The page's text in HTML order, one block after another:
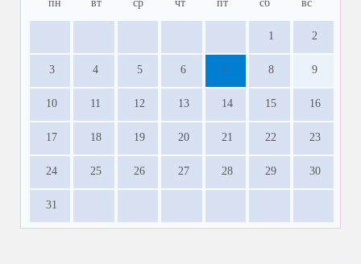
пн вт ср чт пт сб вс
1 2
3 4 5 6 7 8 9
10 11 12 13 14 15 16
17 18 19 20 21 22 23
24 25 26 27 28 29 30
31